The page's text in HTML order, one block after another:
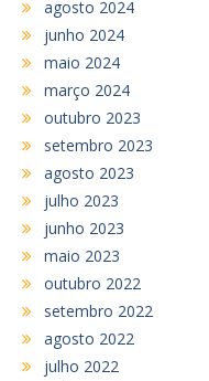
agosto 2024
junho 2024
maio 2024
março 2024
outubro 2023
setembro 2023
agosto 2023
julho 2023
junho 2023
maio 2023
outubro 2022
setembro 2022
agosto 2022
julho 2022